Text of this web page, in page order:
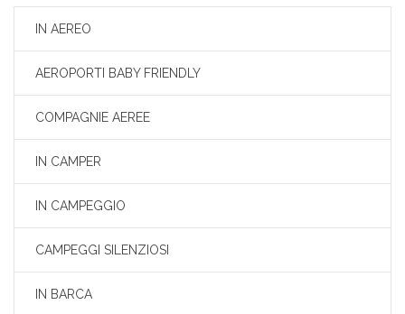
IN AEREO
AEROPORTI BABY FRIENDLY
COMPAGNIE AEREE
IN CAMPER
IN CAMPEGGIO
CAMPEGGI SILENZIOSI
IN BARCA